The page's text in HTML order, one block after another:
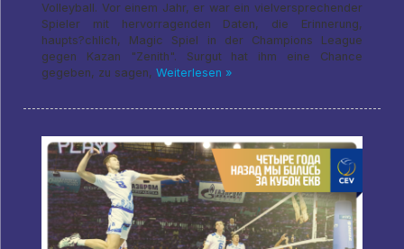
Volleyball. Vor einem Jahr, er war ein vielversprechender
Spieler mit hervorragenden Daten, die Erinnerung,
haupts?chlich, Magic Spiel in der Champions League
gegen Kazan "Zenith". Surgut hat ihm eine Chance
gegeben, zu sagen, Weiterlesen »